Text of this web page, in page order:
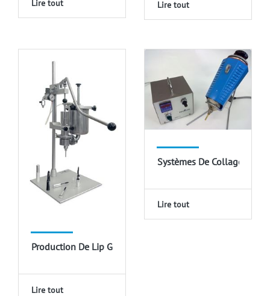
Lire tout Lire tout
Production De Lip Gloss
Lire tout
Systèmes De Collage
Lire tout